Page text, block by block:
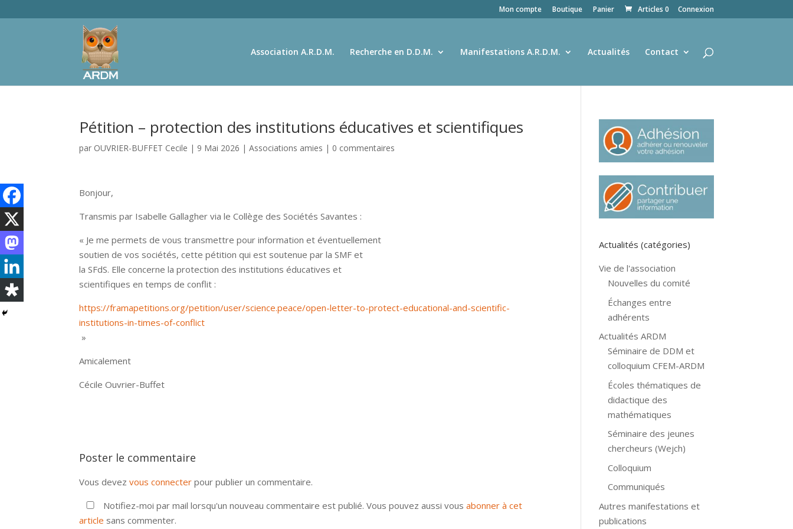
Connexion
Mon compte Boutique Panier Articles 0
Association A.R.D.M. Recherche en D.D.M. Manifestations A.R.D.M. Actualités Contact
Pétition – protection des institutions éducatives et scientifiques
par OUVRIER-BUFFET Cecile | 9 Mai 2026 |Associations amies | 0 commentaires
Bonjour,
Transmis par Isabelle Gallagher via le Collège des Sociétés Savantes :
« Je me permets de vous transmettre pour information et éventuellement
soutien de vos sociétés, cette pétition qui est soutenue par la SMF et
la SFdS. Elle concerne la protection des institutions éducatives et
scientifiques en temps de conflit :
https://framapetitions.org/petition/user/science.peace/open-letter-to-protect-educational-and-scientific-
institutions-in-times-of-conflict
»
Amicalement
Cécile Ouvrier-Buffet
Poster le commentaire
Vous devezvous connecter pour publier un commentaire.
Notifiez-moi par mail lorsqu'un nouveau commentaire est publié. Vous pouvez aussi vousabonner à cet
article sans commenter.
Actualités (catégories)
Vie de l'association
Nouvelles du comité
Échanges entre
adhérents
Actualités ARDM
Séminaire de DDM et
colloquium CFEM-ARDM
Écoles thématiques de
didactique des
mathématiques
Séminaire des jeunes
chercheurs (Wejch)
Colloquium
Communiqués
Autres manifestations et
publications